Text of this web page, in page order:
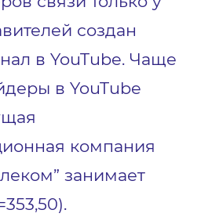
создан
в YouTube. Чаще
в YouTube
компания
занимает